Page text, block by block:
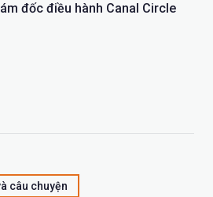
đốc điều hành Canal Circle
câu chuyện